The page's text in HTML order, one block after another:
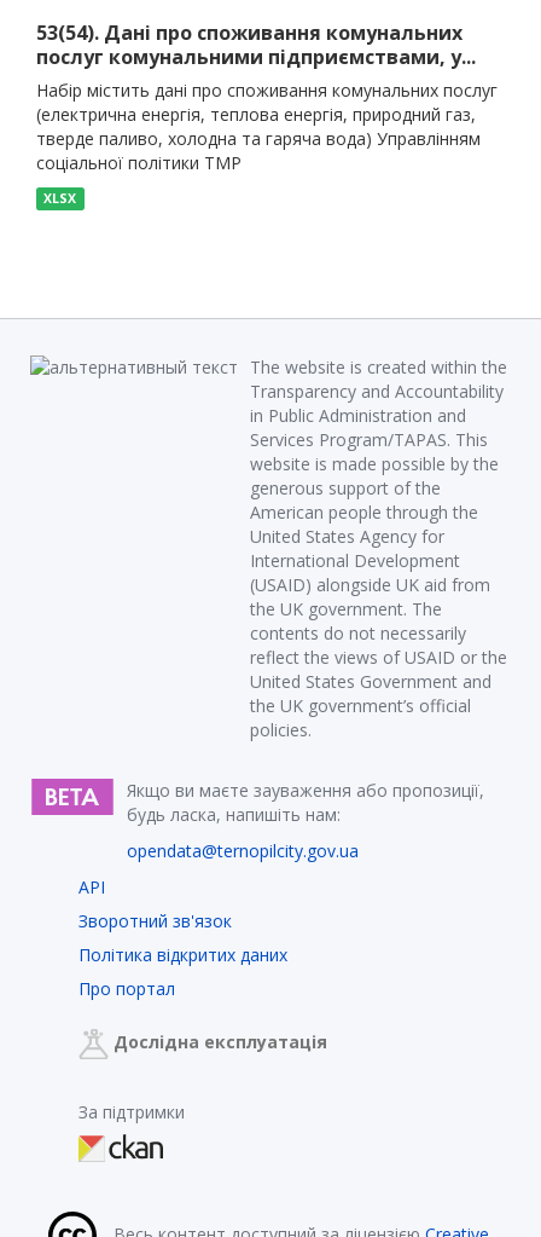
53(54). Дані про споживання комунальних
послуг комунальними підприємствами, у...
Набір містить дані про споживання комунальних послуг
(електрична енергія, теплова енергія, природний газ,
тверде паливо, холодна та гаряча вода) Управлінням
соціальної політики ТМР
XLSX
The website is created within the
Transparency and Accountability
in Public Administration and
Services Program/TAPAS. This
website is made possible by the
generous support of the
American people through the
United States Agency for
International Development
(USAID) alongside UK aid from
the UK government. The
contents do not necessarily
reflect the views of USAID or the
United States Government and
the UK government’s official
policies.
Якщо ви маєте зауваження або пропозиції,
будь ласка, напишіть нам:
opendata@ternopilcity.gov.ua
API
Зворотний зв'язок
Політика відкритих даних
Про портал
Дослідна експлуатація
За підтримки